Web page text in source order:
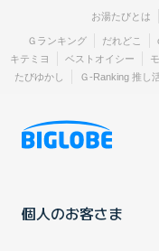
お湯たびとは
Ｇランキング だれどこ
キテミヨ
ベストオイシー
たびゆかし
Ｇ-Ranking 推し
個人のお客さま